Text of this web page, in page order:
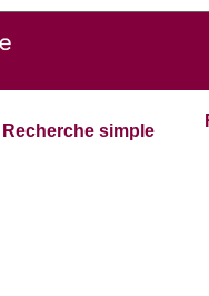
Recherche simple